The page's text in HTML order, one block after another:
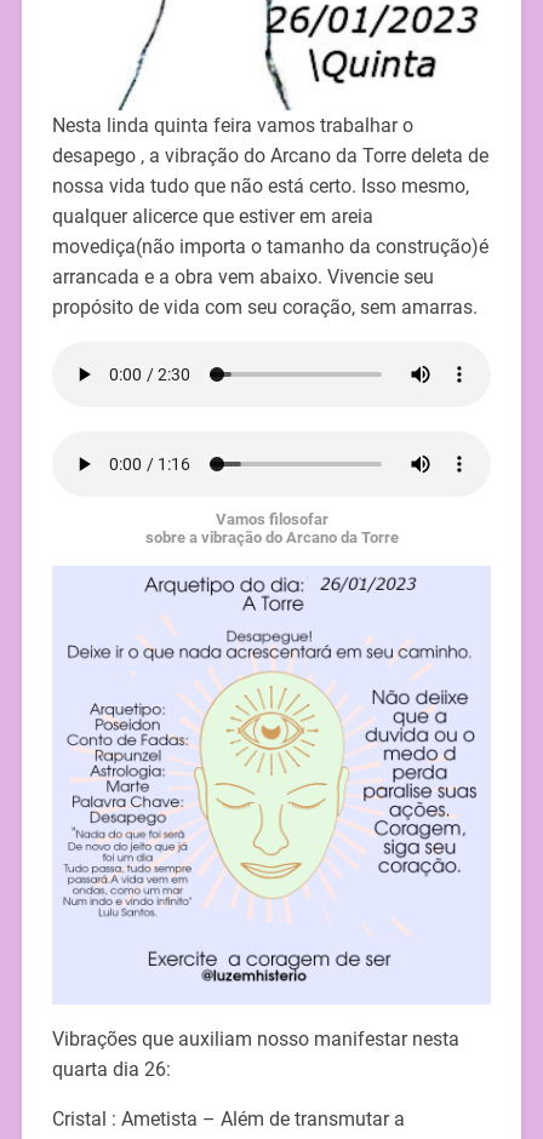
Nesta linda quinta feira vamos trabalhar o
desapego , a vibração do Arcano da Torre deleta de
nossa vida tudo que não está certo. Isso mesmo,
qualquer alicerce que estiver em areia
movediça(não importa o tamanho da construção)é
arrancada e a obra vem abaixo. Vivencie seu
propósito de vida com seu coração, sem amarras.
Vamos filosofar
sobre a vibração do Arcano da Torre
Vibrações que auxiliam nosso manifestar nesta
quarta dia 26:
Cristal : Ametista – Além de transmutar a